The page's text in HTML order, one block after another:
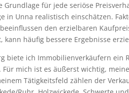
für jede seriöse
in Unna realistisch einschätzen.
den erzielbaren
häufig bessere Ergebnisse
biete ich Immobilienverkäufern ein
mich ist es äußerst wichtig,
Tätigkeitsfeld zählen der